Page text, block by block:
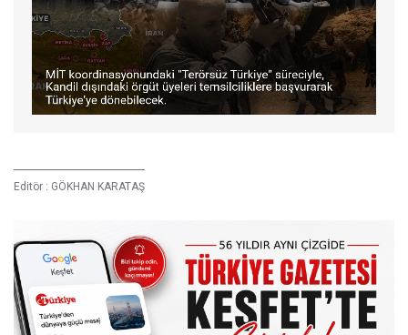
Editör : GÖKHAN KARATAŞ